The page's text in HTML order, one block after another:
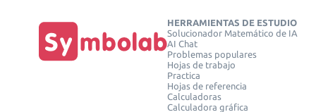
HERRAMIENTAS DE ESTUDIO
Solucionador Matemático de IA
AI Chat
Problemas populares
Hojas de trabajo
Practica
Hojas de referencia
Calculadoras
Calculadora gráfica